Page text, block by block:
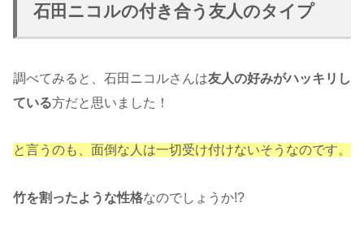
石田ニコルの付き合う友人のタイプ
調べてみると、石田ニコルさんは友人の好みがハッキリし
ている方だと思いました！
と言うのも、面倒な人は一切受け付けないそうなのです。
竹を割ったような性格なのでしょうか!?